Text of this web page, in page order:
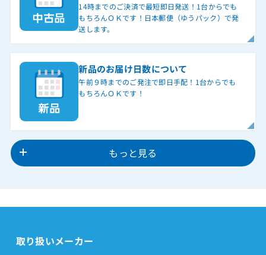
14時までのご決済で最短即日発送！1台からでも
もちろんＯＫです！日本郵便（ゆうパック）で発
送します。
新品のお届け日数について
午前９時までのご発注で即日手配！1台からでも
もちろんＯＫです！
もっと見る
取り扱いメーカー